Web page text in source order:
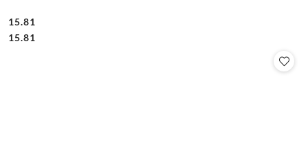
Cena:
15.81
Cena:
15.81